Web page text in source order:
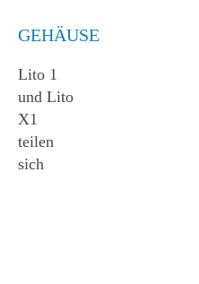
GEHÄUSE
Lito 1
und Lito
X1
teilen
sich